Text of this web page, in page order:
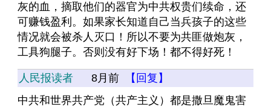
灰的血，摘取他们的器官为中共权贵们续命，还
可赚钱盈利。如果家长知道自己当兵孩子的这些
情况就会被杀人灭口！所以不要为共匪做炮灰，
工具狗腿子。否则没有好下场！都不得好死！
人民报读者 8月前
【回复】
中共和世界共产党（共产主义）都是撒旦魔鬼害